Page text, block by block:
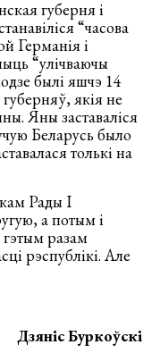
губерня і
“часова
Германія і
“улічваючы
былі яшчэ 14
якія не
Яны заставаліся
Беларусь было
толькі на
Рады I
а потым і
разам
рэспублікі. Але
Дзяніс Буркоўскі